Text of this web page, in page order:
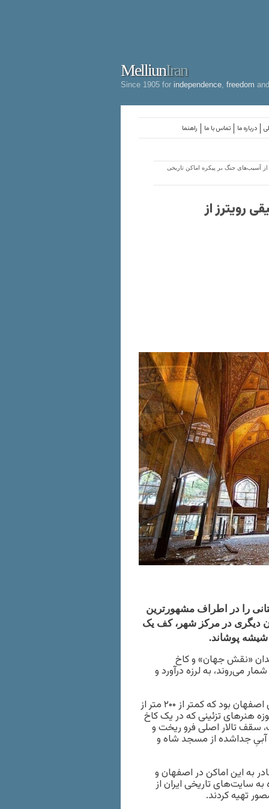
MelliunIran
Since 1905 for independence freedom
راهنما تماس با ما درباره ما
آسیب‌های جنگ بر پیکره اماکن تاریخی
رویترز از
را در اطراف مشهورترین
دیگری در مرکز شهر، کف یک
تاریخی میدان «نقش جهان» و کاخ
می‌روند، به لرزه درآورد و
رویترز می‌نویسد هدف اصلی بمباران ۹ مارس، ساختمان فرمانداری اصفهان بود که کمتر از ۲۰۰ متر از
هنرهای تزئینی که در یک کاخ
سقف تالار اصلی فرو ریخت و
آبیِ جداشده از مسجد شاه و
به این اماکن در اصفهان و
سایت‌های تاریخی ایران از
تهیه کردند.